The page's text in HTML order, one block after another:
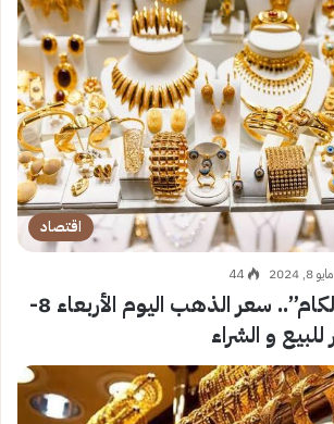
اقتصاد
مايو 8, 2024 44
“عيار 21 وصل لكام”.. سعر الذهب اليوم الأربعاء 8-